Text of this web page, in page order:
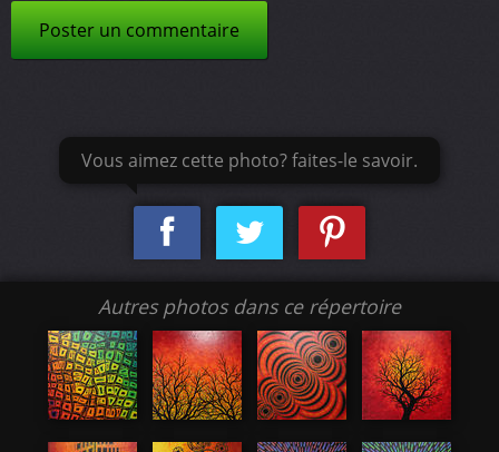
Poster un commentaire
Vous aimez cette photo? faites-le savoir.
Autres photos dans ce répertoire